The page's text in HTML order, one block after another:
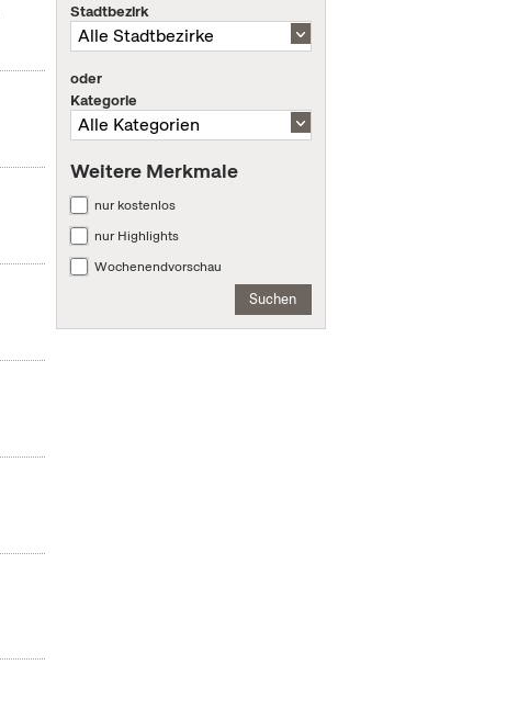
Stadtbezirk
oder
Kategorie
Weitere Merkmale
nur kostenlos
nur Highlights
Wochenendvorschau
Suchen